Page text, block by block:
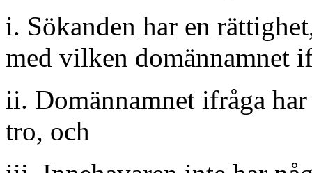
i. Sökanden har en
med vilken domännamnet
ii. Domännamnet ifråga
tro, och